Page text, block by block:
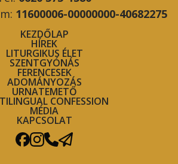
11600006-00000000-40682275
KEZDŐLAP
HÍREK
LITURGIKUS ÉLET
SZENTGYÓNÁS
FERENCESEK
ADOMÁNYOZÁS
URNATEMETŐ
CONFESSION
MÉDIA
KAPCSOLAT